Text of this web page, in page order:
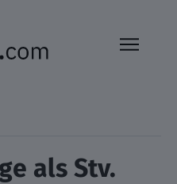
als Stv.